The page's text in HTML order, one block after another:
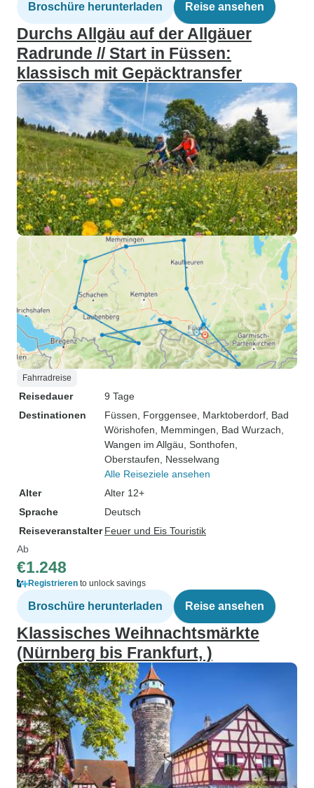
Broschüre herunterladen Reise ansehen
Durchs Allgäu auf der Allgäuer
Radrunde // Start in Füssen:
klassisch mit Gepäcktransfer
Fahrradreise
Reisedauer
9 Tage
Destinationen
Füssen , Forggensee , Marktoberdorf , Bad
Wörishofen , Memmingen , Bad Wurzach
Wangen im Allgäu , Sonthofen
Oberstaufen , Nesselwang
Alle Reiseziele ansehen
Alter
Alter 12+
Sprache
Deutsch
Reiseveranstalter Feuer und Eis Touristik
Ab
€1.248
Registrieren to unlock savings
Broschüre herunterladen Reise ansehen
Klassisches Weihnachtsmärkte
(Nürnberg bis Frankfurt, )